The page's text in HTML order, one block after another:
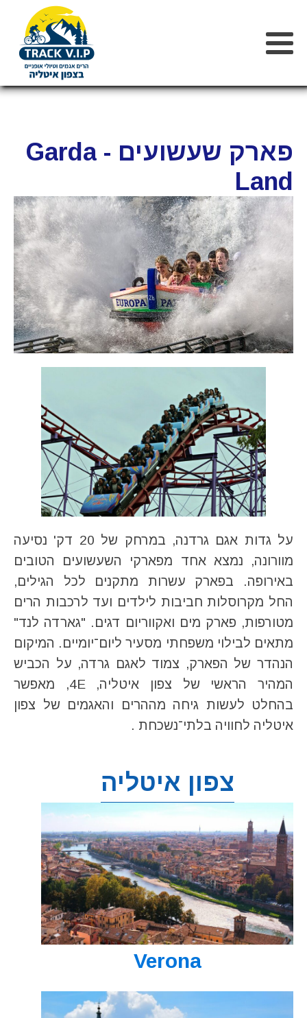
פארק שעשועים - Garda
Land
על גדות אגם גרדנה, במרחק של 20 דק' נסיעה
מוורונה, נמצא אחד מפארקי השעשועים הטובים
באירופה. בפארק עשרות מתקנים לכל הגילים,
החל מקרוסלות חביבות לילדים ועד לרכבות הרים
מטורפות, פארק מים ואקווריום דגים. "גארדה לנד"
מתאים לבילוי משפחתי מסעיר ליום־יומיים. המיקום
הנהדר של הפארק, צמוד לאגם גרדה, על הכביש
המהיר הראשי של צפון איטליה, 4E, מאפשר
בהחלט לעשות גיחה מההרים והאגמים של צפון
איטליה לחוויה בלתי־נשכחת .
צפון איטליה
Verona